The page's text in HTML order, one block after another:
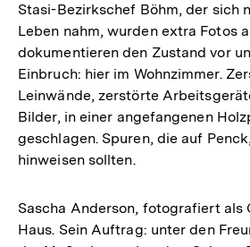
Stasi-Bezirkschef Böhm, der sich
Leben nahm, wurden extra Fotos
dokumentieren den Zustand vor
Einbruch: hier im Wohnzimmer.
Leinwände, zerstörte
Bilder, in einer angefangenen
geschlagen. Spuren, die auf
hinweisen sollten.
Sascha Anderson, fotografiert als
Haus. Sein Auftrag: unter den